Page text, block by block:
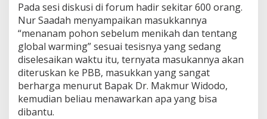
Pada sesi diskusi di forum hadir sekitar 600 orang.
Nur Saadah menyampaikan masukkannya
“menanam pohon sebelum menikah dan tentang
global warming” sesuai tesisnya yang sedang
diselesaikan waktu itu, ternyata masukannya akan
diteruskan ke PBB, masukkan yang sangat
berharga menurut Bapak Dr. Makmur Widodo,
kemudian beliau menawarkan apa yang bisa
dibantu.